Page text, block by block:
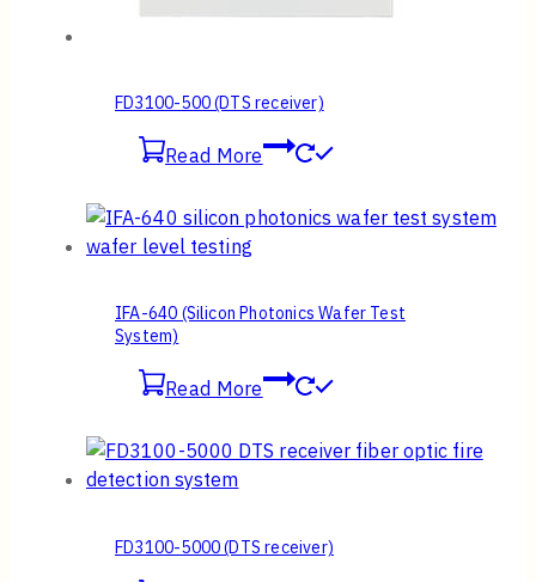
FD3100-500 (DTS receiver)
Read More
IFA-640 (Silicon Photonics Wafer Test
System)
Read More
FD3100-5000 (DTS receiver)